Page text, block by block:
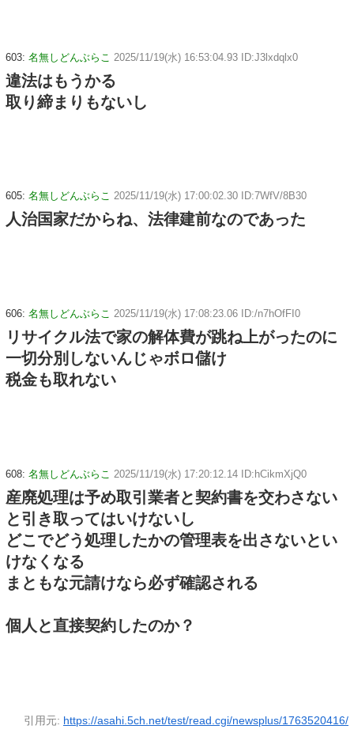
603: 名無しどんぶらこ 2025/11/19(水) 16:53:04.93 ID:J3lxdqlx0
違法はもうかる
取り締まりもないし
605: 名無しどんぶらこ 2025/11/19(水) 17:00:02.30 ID:7WfV/8B30
人治国家だからね、法律建前なのであった
606: 名無しどんぶらこ 2025/11/19(水) 17:08:23.06 ID:/n7hOfFI0
リサイクル法で家の解体費が跳ね上がったのに
一切分別しないんじゃボロ儲け
税金も取れない
608: 名無しどんぶらこ 2025/11/19(水) 17:20:12.14 ID:hCikmXjQ0
産廃処理は予め取引業者と契約書を交わさない
と引き取ってはいけないし
どこでどう処理したかの管理表を出さないとい
けなくなる
まともな元請けなら必ず確認される
個人と直接契約したのか？
引用元: https://asahi.5ch.net/test/read.cgi/newsplus/1763520416/